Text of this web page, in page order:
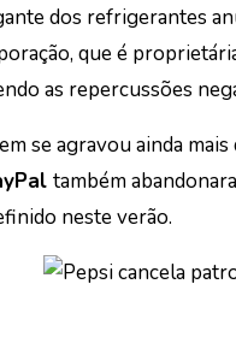
dos refrigerantes
que é
as repercussões
se agravou ainda
também
neste verão.